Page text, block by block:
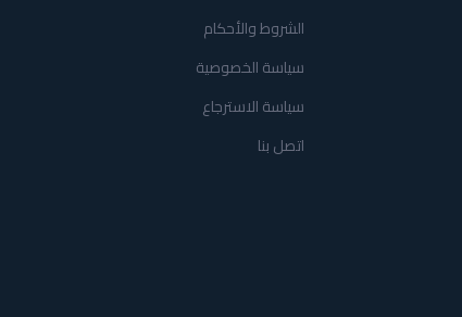
الشروط والأحكام
سياسة الخصوصية
سياسة الاسترجاع
اتصل بنا